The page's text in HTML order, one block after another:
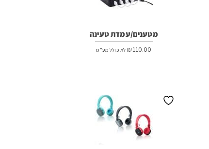
מטענים/עמדת טעינה
₪110.00 לא כולל מע"מ